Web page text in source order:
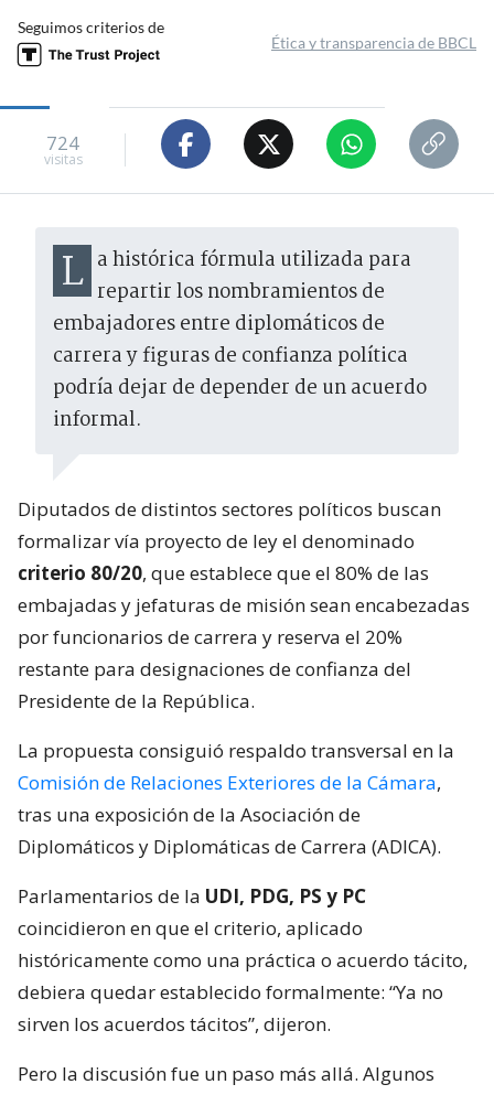
Seguimos criterios de
Ética y transparencia de BBCL
724
visitas
La histórica fórmula utilizada para repartir los nombramientos de
embajadores entre diplomáticos de
carrera y figuras de confianza política
podría dejar de depender de un acuerdo
informal.
Diputados de distintos sectores políticos buscan
formalizar vía proyecto de ley el denominado
criterio 80/20, que establece que el 80% de las
embajadas y jefaturas de misión sean encabezadas
por funcionarios de carrera y reserva el 20%
restante para designaciones de confianza del
Presidente de la República.
La propuesta consiguió respaldo transversal en la
Comisión de Relaciones Exteriores de la Cámara,
tras una exposición de la Asociación de
Diplomáticos y Diplomáticas de Carrera (ADICA).
Parlamentarios de la UDI, PDG, PS y PC
coincidieron en que el criterio, aplicado
históricamente como una práctica o acuerdo tácito,
debiera quedar establecido formalmente: “Ya no
sirven los acuerdos tácitos”, dijeron.
Pero la discusión fue un paso más allá. Algunos